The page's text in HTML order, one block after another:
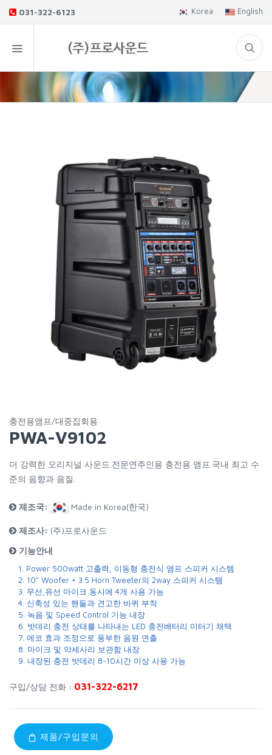
031-322-6123 Korea English
충전용앰프/대중집회용
PWA-V9102
더 강력한 오리지널 사운드.전문연주인용 충전용 앰프.국내 최고 수
준의 음향과 음질.
제조국: Made in Korea(한국)
제조사: (주)프로사운드
기능안내
1. Power 500watt 고출력, 이동형 충전식 앰프 스피커 시스템
2. 10" Woofer + 3.5 Horn Tweeter의 2way 스피커 시스템
3. 무선,유선 마이크 동시에 4개 사용 가능
4. 신축성 있는 핸들과 견고한 바퀴 부착
5. 녹음 및 Speed Control 기능 내장
6. 밧데리 충전 상태를 나타내는 LED 충전배터리 미터기 채택
7. 에코 효과 조정으로 풍부한 음원 연출
8. 마이크 및 악세사리 보관함 내장
9. 내장된 충전 밧데리 8~10시간 이상 사용 가능
구입/상담 전화 : 031-322-6217
제품/구입문의